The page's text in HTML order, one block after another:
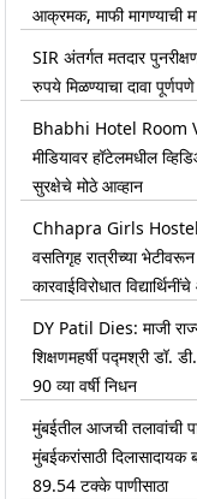
आक्रमक, माफी मागण्याची
SIR अंतर्गत मतदार
रुपये मिळण्याचा दावा
Bhabhi Hotel Room
मीडियावर हॉटेलमधील
सुरक्षेचे मोठे आव्हान
Chhapra Girls Hostel
वसतिगृह रात्रीच्या भेटीवरून
कारवाईविरोधात
DY Patil Dies: माजी
शिक्षणमहर्षी पद्मश्री डॉ.
90 व्या वर्षी निधन
मुंबईतील आजची तलावांची
मुंबईकरांसाठी
89.54 टक्के पाणीसाठा